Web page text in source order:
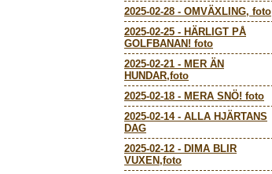
2025-02-28 - OMVÄXLING, foto
2025-02-25 - HÄRLIGT PÅ
GOLFBANAN! foto
2025-02-21 - MER ÄN
HUNDAR,foto
2025-02-18 - MERA SNÖ! foto
2025-02-14- ALLA HJÄRTANS
DAG
2025-02-12 - DIMA BLIR
VUXEN,foto